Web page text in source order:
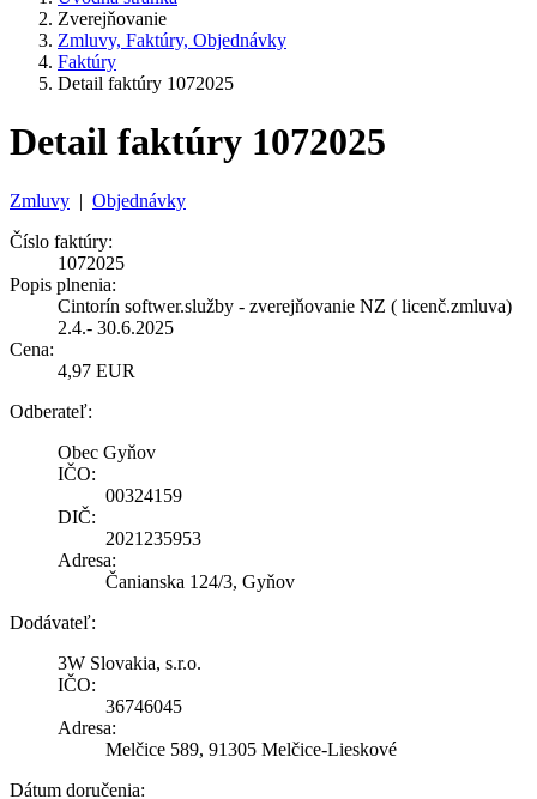
Zverejňovanie
Zmluvy, Faktúry, Objednávky
Faktúry
Detail faktúry 1072025
Detail faktúry 1072025
Zmluvy | Objednávky
Číslo faktúry:
1072025
Popis plnenia:
Cintorín softwer.služby - zverejňovanie NZ ( licenč.zmluva)
2.4.- 30.6.2025
Cena:
4,97 EUR
Odberateľ:
Obec Gyňov
IČO:
00324159
DIČ:
2021235953
Adresa:
Čanianska 124/3, Gyňov
Dodávateľ:
3W Slovakia, s.r.o.
IČO:
36746045
Adresa:
Melčice 589, 91305 Melčice-Lieskové
Dátum doručenia: